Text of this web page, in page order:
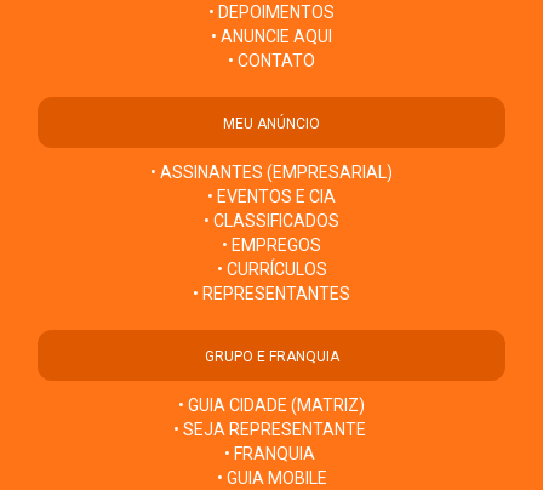
• DEPOIMENTOS
• ANUNCIE AQUI
• CONTATO
MEU ANÚNCIO
• ASSINANTES (EMPRESARIAL)
• EVENTOS E CIA
• CLASSIFICADOS
• EMPREGOS
• CURRÍCULOS
• REPRESENTANTES
GRUPO E FRANQUIA
• GUIA CIDADE (MATRIZ)
• SEJA REPRESENTANTE
• FRANQUIA
• GUIA MOBILE